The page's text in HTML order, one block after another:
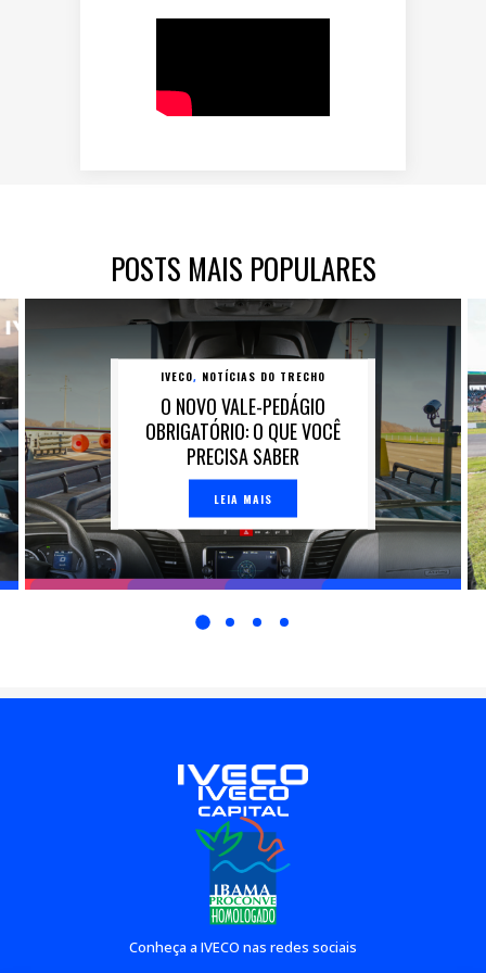
POSTS MAIS POPULARES
IVECO, NOTÍCIAS DO TRECHO
O NOVO VALE-PEDÁGIO
OBRIGATÓRIO: O QUE VOCÊ
PRECISA SABER
LEIA MAIS
Conheça a IVECO nas redes sociais